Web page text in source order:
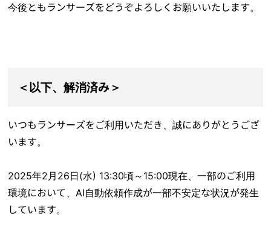
今後ともランサーズをどうぞよろしくお願いいたします。
＜以下、解消済み＞
いつもランサーズをご利用いただき、誠にありがとうござ
います。
2025年2月26日(水) 13:30頃～15:00現在、一部のご利用
環境において、AI自動依頼作成が一部不安定な状況が発生
しています。